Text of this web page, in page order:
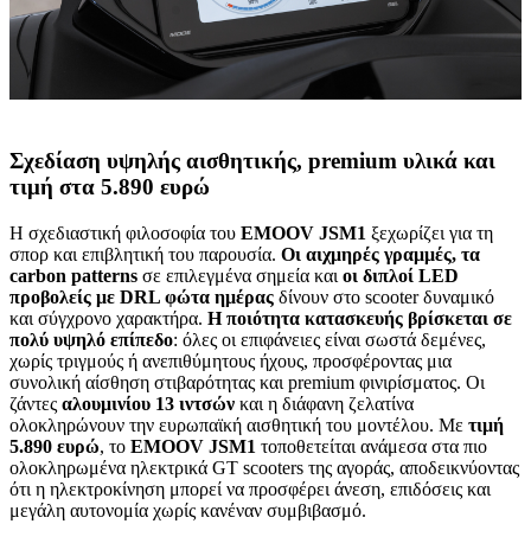
Σχεδίαση υψηλής αισθητικής, premium υλικά και
τιμή στα 5.890 ευρώ
Η σχεδιαστική φιλοσοφία του EMOOV JSM1 ξεχωρίζει για τη
σπορ και επιβλητική του παρουσία. Οι αιχμηρές γραμμές, τα
carbon patterns σε επιλεγμένα σημεία και οι διπλοί LED
προβολείς με DRL φώτα ημέρας δίνουν στο scooter δυναμικό
και σύγχρονο χαρακτήρα. Η ποιότητα κατασκευής βρίσκεται σε
πολύ υψηλό επίπεδο: όλες οι επιφάνειες είναι σωστά δεμένες,
χωρίς τριγμούς ή ανεπιθύμητους ήχους, προσφέροντας μια
συνολική αίσθηση στιβαρότητας και premium φινιρίσματος. Οι
ζάντες αλουμινίου 13 ιντσών και η διάφανη ζελατίνα
ολοκληρώνουν την ευρωπαϊκή αισθητική του μοντέλου. Με τιμή
5.890 ευρώ, το EMOOV JSM1 τοποθετείται ανάμεσα στα πιο
ολοκληρωμένα ηλεκτρικά GT scooters της αγοράς, αποδεικνύοντας
ότι η ηλεκτροκίνηση μπορεί να προσφέρει άνεση, επιδόσεις και
μεγάλη αυτονομία χωρίς κανέναν συμβιβασμό.